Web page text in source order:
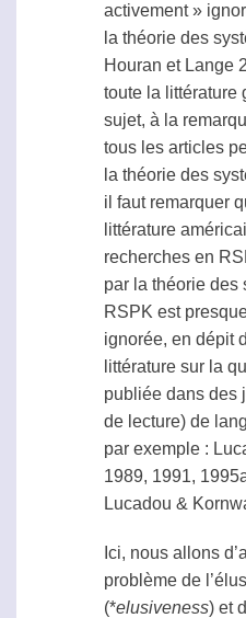
activement »
la théorie des
Houran et Lange
toute la littérature
sujet, à la
tous les articles
la théorie des
il faut remarquer
littérature
recherches en
par la théorie des
RSPK est
ignorée, en dépit
littérature sur la
publiée dans des
de lecture) de
par exemple :
1989, 1991,
Lucadou &
Ici, nous allons
problème de
(*elusiveness) et